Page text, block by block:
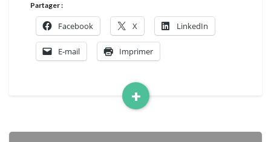
+
Read
Partager :
Facebook X LinkedIn
E-mail Imprimer